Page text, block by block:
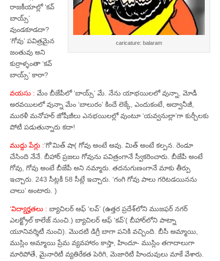
caricature: balaram
రాజకీయాల్లో ‘కవ్‌
బాయ్స్‌’
వుండకూడదా?
‘గోవు’ పవిత్రమైన
జంతువు అని
కుర్రాళ్ళంతా ‘కవ్‌
బాయ్స్‌’ కారా?
వయసు : మేం బీజేపీలో ‘బాయ్స్‌’ మే. నేను యాభయిలలో వున్నా, మోడీ
అరవయిలలో వున్నా మేం ‘బాలురం’ కిందే లెక్కే, ఎందుకంటే, అద్వానీజీ,
మురళీ మనోహర్‌ జోషీజీలు ఎనభయిలల్లో వుంటూ ‘యవ్వనుల్లా’గా కుర్చీలకు
పోటీ పడుతున్నారు కదా!
ముద్దు పేర్లు :‘గో’మిత్‌ షా( గోవు అంటే ఆవు. మిత్‌ అంటే కల్పన. రెండూ
చేసింది నేనే. బీహార్‌ ప్రజలు గోవును పవిత్రంగానే స్వీకరించారు. బీజేపీ అంటే
గోవు, గోవు అంటే బీజేపీ అని నమ్మారు. తదనుగుణంగానే మాకు తీర్పు
ఇచ్చారు. 243 సీట్లకీ 58 సీట్లే ఇచ్చారు. ‘గంగి గోవు పాలు గరిటడయినను
చాలు’ అంటారు. )
‘విద్యార్హతలు : బ్యాచిలర్‌ ఆఫ్‌ ‘లవ్‌’ (ఉత్తర ప్రదేశ్‌లోని ముజఫర్‌ నగర్‌
ఎలక్ట్రోల్‌ కాలేజ్‌ నుంచి.) బ్యాచిలర్‌ ఆఫ్‌ ‘కవ్‌'( బీహార్‌లోని పాట్నా
యూనివర్శిటీ నుంచి). మొదటి డిగ్రీ బాగా పనికి వచ్చింది. బీసీ అమ్మాయి,
ముస్లిం అమ్మాయి ప్రేమ వ్యవహారం కాస్తా, హిందూ- ముస్లిం తగాదాలుగా
మారిపోతే, మైనారిటీ వ్యతిరేకత పెరిగి, మెజారిటీ హిందువులు మాకే వేశారు.